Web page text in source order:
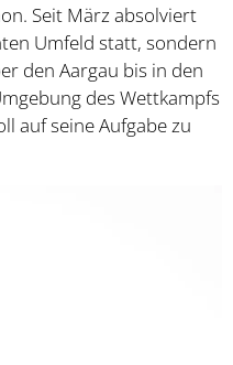
Seit März absolviert
Umfeld statt, sondern
den Aargau bis in den
des Wettkampfs
auf seine Aufgabe zu